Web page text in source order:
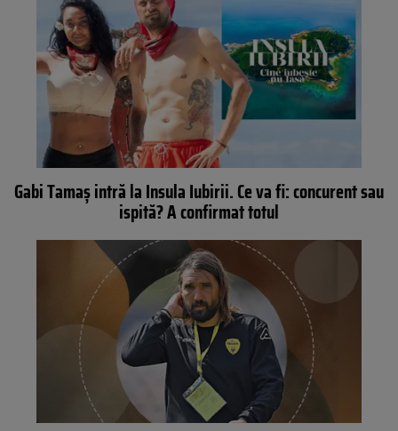
Gabi Tamaș intră la Insula Iubirii. Ce va fi: concurent sau
ispită? A confirmat totul